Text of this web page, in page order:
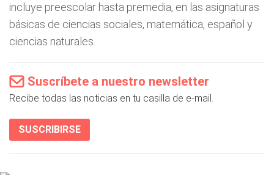
incluye preescolar hasta premedia, en las asignaturas
básicas de ciencias sociales, matemática, español y
ciencias naturales.
Suscríbete a nuestro newsletter
Recibe todas las noticias en tu casilla de e-mail.
SUSCRIBIRSE